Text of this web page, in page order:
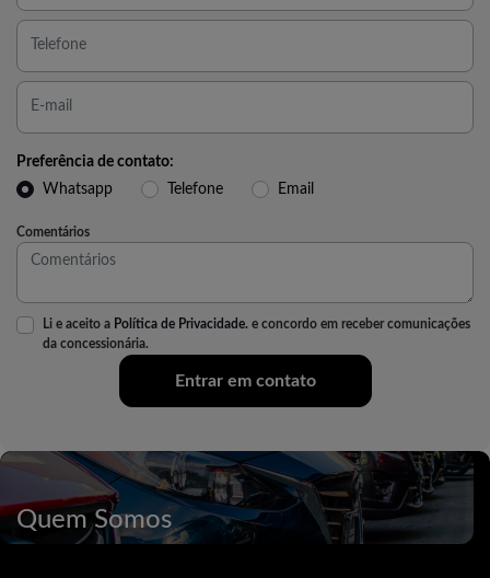
Preferência de contato:
Whatsapp
Telefone Email
Comentários
Li e aceito a Política de Privacidade. e concordo em receber comunicações
da concessionária.
Entrar em contato
Quem Somos